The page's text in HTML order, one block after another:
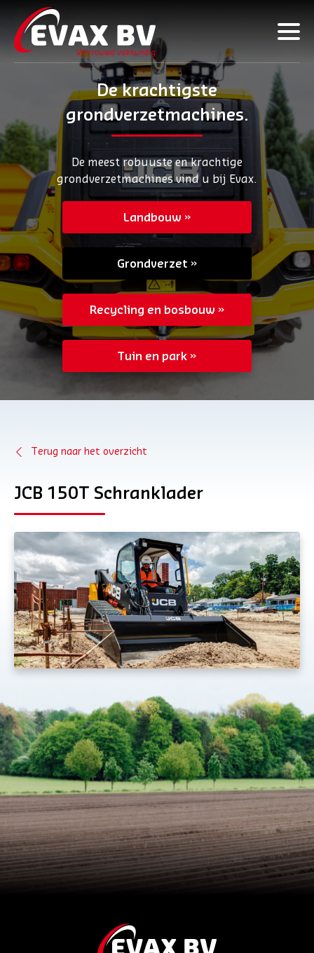
De krachtigste
grondverzetmachines.
De meest robuuste en krachtige
grondverzetmachines vind u bij Evax.
Landbouw
Grondverzet
Recycling en bosbouw
Tuin en park
Terug naar het overzicht
JCB 150T Schranklader